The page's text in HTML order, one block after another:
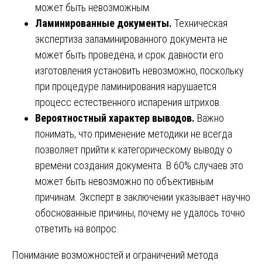
может быть невозможным.
Ламинированные документы. Техническая
экспертиза заламинированного документа не
может быть проведена, и срок давности его
изготовления установить невозможно, поскольку
при процедуре ламинирования нарушается
процесс естественного испарения штрихов.
Вероятностный характер выводов. Важно
понимать, что применение методики не всегда
позволяет прийти к категорическому выводу о
времени создания документа. В 60% случаев это
может быть невозможно по объективным
причинам. Эксперт в заключении указывает научно
обоснованные причины, почему не удалось точно
ответить на вопрос.
Понимание возможностей и ограничений метода